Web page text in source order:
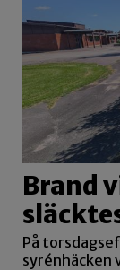
Brand
På
syrénhäcken